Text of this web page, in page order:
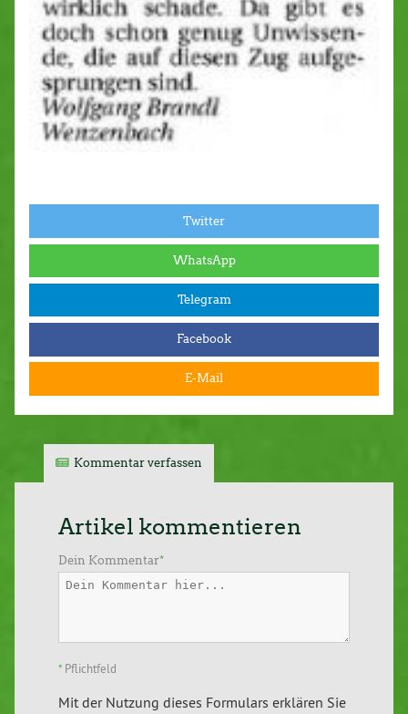
Twitter
WhatsApp
Telegram
Facebook
E-Mail
Kommentar verfassen
Artikel kommentieren
Dein Kommentar*
* Pflichtfeld
Mit der Nutzung dieses Formulars erklären Sie